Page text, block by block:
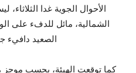
الأحوال الجوية غدا
الشمالية، مائل للدفء على
الصعيد دافيء
كما توقعت الهيئة، بحسب موجز